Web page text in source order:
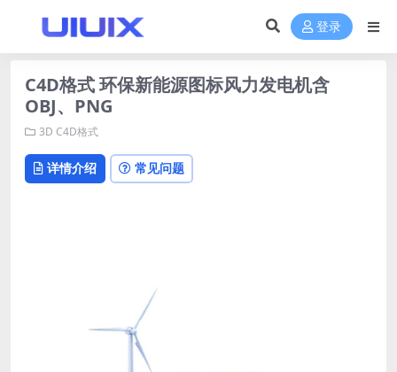
登录
C4D格式 环保新能源图标风力发电机含
OBJ、PNG
3D C4D格式
详情介绍 常见问题